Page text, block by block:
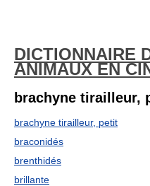
DICTIONNAIRE
ANIMAUX EN
brachyne tirailleur,
brachyne tirailleur, petit
braconidés
brenthidés
brillante